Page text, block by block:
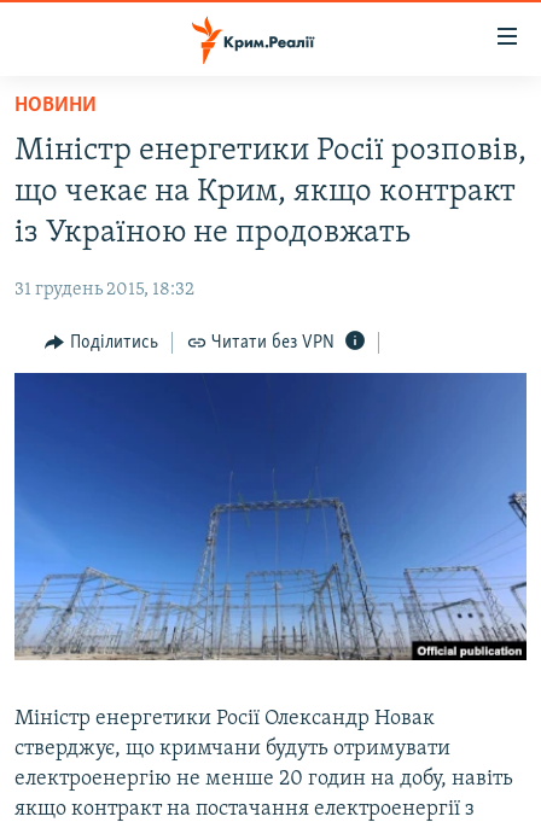
Перейти
основного
матеріалу
Перейти
до
основної
навігації
Перейти
до
ВОДА.КРИМ
ВІДЕО ТА ФОТО
БЛОГИ
ПОГЛЯД
ВІДЕОУРОКИ «ELIFBE»
СВІДЧЕННЯ ОКУПАЦІЇ
УКРАЇНСЬКА ПРОБЛЕМА КРИМУ
ЯК ОБІЙТИ БЛОКУВАННЯ
Русский
Qırımtatar
Усі сайти RFE/RL
НОВИНИ
Міністр енергетики Росії розповів,
що чекає на Крим, якщо контракт
із Україною не продовжать
31 грудень 2015, 18:32
Поділитись Читати без VPN
Міністр енергетики Росії Олександр Новак
стверджує, що кримчани будуть отримувати
електроенергію не менше 20 годин на добу, навіть
якщо контракт на постачання електроенергії з